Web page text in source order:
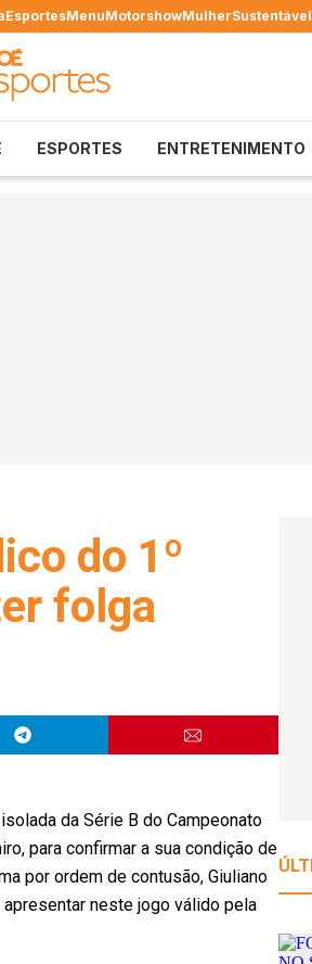
EsportesMenuMotorshowMulherSustentável
ESPORTES ENTRETENIMENTO
do 1º
folga
da Série B do Campeonato
para confirmar a sua condição de
por ordem de contusão, Giuliano
neste jogo válido pela